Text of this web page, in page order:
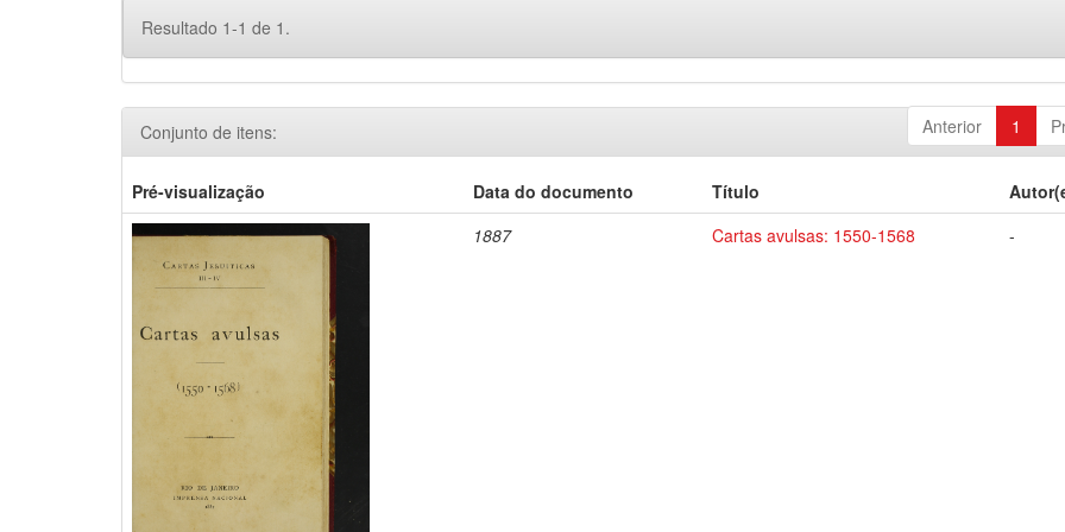
Resultado 1-1 de 1.
Anterior 1
Conjunto de itens:
Pré-visualização Data do documento Título
1887
Cartas avulsas: 1550-1568 -